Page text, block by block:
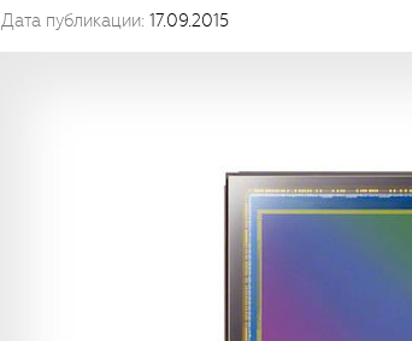
Дата публикации: 17.09.2015